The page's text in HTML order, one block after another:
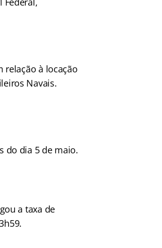
relação à locação
Navais.
do dia 5 de maio.
a taxa de